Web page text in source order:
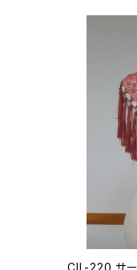
CIL-220 サ